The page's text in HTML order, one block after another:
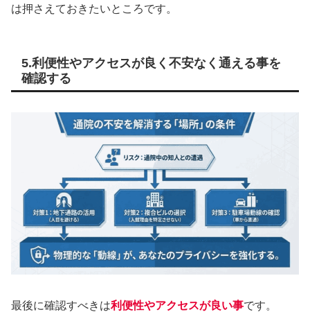
は押さえておきたいところです。
5.利便性やアクセスが良く不安なく通える事を
確認する
最後に確認すべきは利便性やアクセスが良い事です。